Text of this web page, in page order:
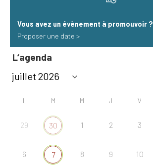
Vous avez un évènement à promouvoir​ ?
Proposer une date >
L’agenda
L M M J V
29 30 1 2 3
6 7 8 9 10